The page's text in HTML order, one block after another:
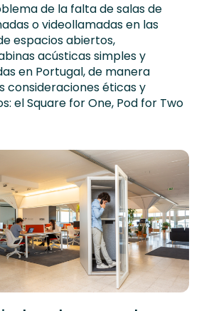
de la falta de salas de
o videollamadas en las
espacios abiertos,
acústicas simples y
en Portugal, de manera
consideraciones éticas y
el Square for One, Pod for Two